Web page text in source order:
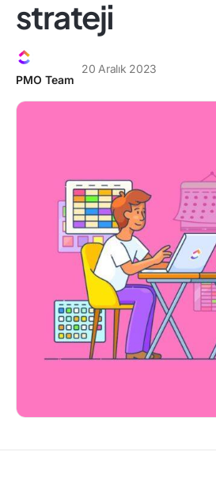
strateji
PMO Team
20 Aralık 2023